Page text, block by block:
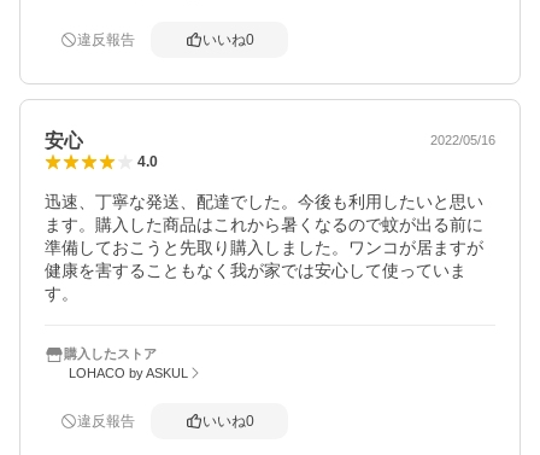
違反報告 いいね0
安心 2022/05/16
4.0
迅速、丁寧な発送、配達でした。今後も利用したいと思い
ます。購入した商品はこれから暑くなるので蚊が出る前に
準備しておこうと先取り購入しました。ワンコが居ますが
健康を害することもなく我が家では安心して使っていま
す。
購入したストア
LOHACO by ASKUL
違反報告 いいね0